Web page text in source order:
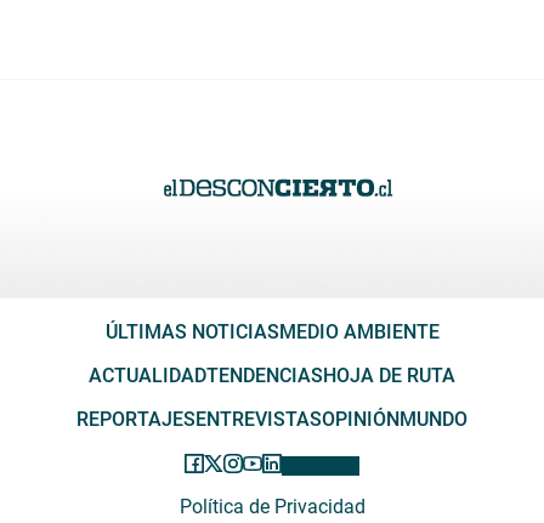
ÚLTIMAS NOTICIASMEDIO AMBIENTE
ACTUALIDADTENDENCIASHOJA DE RUTA
REPORTAJESENTREVISTASOPINIÓNMUNDO
Política de Privacidad